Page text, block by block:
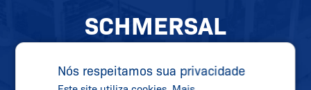
SCHMERSAL
NEWSLETTER
MANTENHA-SE
Nós respeitamos sua privacidade